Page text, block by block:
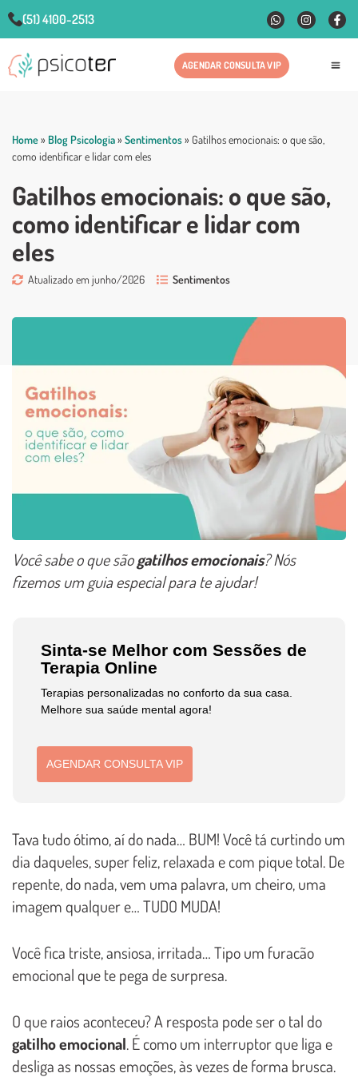
(51) 4100-2513
AGENDAR CONSULTA VIP
Home» Blog Psicologia» Sentimentos» Gatilhos emocionais: o que são,
como identificar e lidar com eles
Gatilhos emocionais: o que são,
como identificar e lidar com
eles
Atualizado em junho/2026 Sentimentos
Você sabe o que sãogatilhos emocionais? Nós
fizemos um guia especial para te ajudar!
Sinta-se Melhor com Sessões de
Terapia Online
Terapias personalizadas no conforto da sua casa.
Melhore sua saúde mental agora!
AGENDAR CONSULTA VIP
Tava tudo ótimo, aí do nada… BUM! Você tá curtindo um
dia daqueles, super feliz, relaxada e com pique total. De
repente, do nada, vem uma palavra, um cheiro, uma
imagem qualquer e… TUDO MUDA!
Você fica triste, ansiosa, irritada… Tipo um furacão
emocional que te pega de surpresa.
O que raios aconteceu? A resposta pode ser o tal do
gatilho emocional. É como um interruptor que liga e
desliga as nossas emoções, às vezes de forma brusca.